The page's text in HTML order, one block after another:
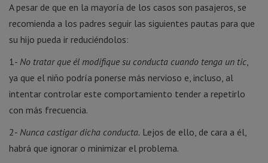
A pesar de que en la mayoría de los casos son pasajeros, se
recomienda a los padres seguir las siguientes pautas para que
su hijo pueda ir reduciéndolos:
1- No tratar que él modifique su conducta cuando tenga un tic
ya que el niño podría ponerse más nervioso e, incluso, al
intentar controlar este comportamiento tender a repetirlo
con más frecuencia.
2- Nunca castigar dicha conducta. Lejos de ello, de cara a él,
habrá que ignorar o minimizar el problema.